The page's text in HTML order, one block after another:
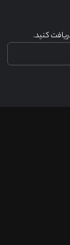
کنید.